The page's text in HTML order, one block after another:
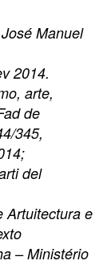
Manuel
2014.
arte,
de
345,
del
Artuitectura e
– Ministério